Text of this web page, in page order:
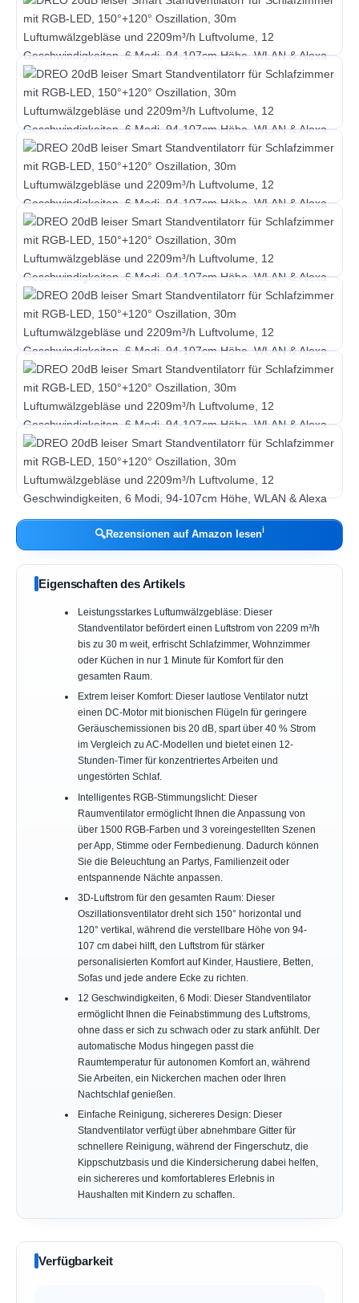
🔍Rezensionen auf Amazon lesenℹ︎
Eigenschaften des Artikels
Leistungsstarkes Luftumwälzgebläse: Dieser
Standventilator befördert einen Luftstrom von 2209 m³/h
bis zu 30 m weit, erfrischt Schlafzimmer, Wohnzimmer
oder Küchen in nur 1 Minute für Komfort für den
gesamten Raum.
Extrem leiser Komfort: Dieser lautlose Ventilator nutzt
einen DC-Motor mit bionischen Flügeln für geringere
Geräuschemissionen bis 20 dB, spart über 40 % Strom
im Vergleich zu AC-Modellen und bietet einen 12-
Stunden-Timer für konzentriertes Arbeiten und
ungestörten Schlaf.
Intelligentes RGB-Stimmungslicht: Dieser
Raumventilator ermöglicht Ihnen die Anpassung von
über 1500 RGB-Farben und 3 voreingestellten Szenen
per App, Stimme oder Fernbedienung. Dadurch können
Sie die Beleuchtung an Partys, Familienzeit oder
entspannende Nächte anpassen.
3D-Luftstrom für den gesamten Raum: Dieser
Oszillationsventilator dreht sich 150° horizontal und
120° vertikal, während die verstellbare Höhe von 94-
107 cm dabei hilft, den Luftstrom für stärker
personalisierten Komfort auf Kinder, Haustiere, Betten,
Sofas und jede andere Ecke zu richten.
12 Geschwindigkeiten, 6 Modi: Dieser Standventilator
ermöglicht Ihnen die Feinabstimmung des Luftstroms,
ohne dass er sich zu schwach oder zu stark anfühlt. Der
automatische Modus hingegen passt die
Raumtemperatur für autonomen Komfort an, während
Sie Arbeiten, ein Nickerchen machen oder Ihren
Nachtschlaf genießen.
Einfache Reinigung, sichereres Design: Dieser
Standventilator verfügt über abnehmbare Gitter für
schnellere Reinigung, während der Fingerschutz, die
Kippschutzbasis und die Kindersicherung dabei helfen,
ein sichereres und komfortableres Erlebnis in
Haushalten mit Kindern zu schaffen.
Verfügbarkeit